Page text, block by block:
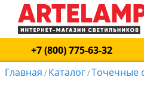
+7 (800) 775-63-32
Главная / Каталог/Точечные